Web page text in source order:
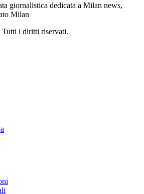
giornalistica dedicata a Milan news,
Milan
i diritti riservati.